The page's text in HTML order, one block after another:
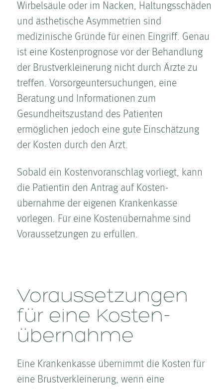
Wirbelsäule oder im Nacken, Haltungsschäden
und ästhetische Asymmetrien sind
medizinische Gründe für einen Eingriff. Genau
ist eine Kosten­prognose vor der Behandlung
der Brust­ver­kleinerung nicht durch Ärzte zu
treffen. Vorsorgeuntersuchungen, eine
Beratung und Informationen zum
Gesundheitszustand des Patienten
ermöglichen jedoch eine gute Einschätzung
der Kosten­ durch den Arzt.
Sobald ein Kosten­voranschlag vorliegt, kann
die Patientin den Antrag auf Kosten­
übernahme der eigenen Krankenkasse
vorlegen. Für eine Kosten­übernahme sind
Voraus­setzungen zu erfüllen.
Voraus­setzungen
für eine Kosten­
übernahme
Eine Krankenkasse übernimmt die Kosten­ für
eine Brust­ver­kleinerung, wenn eine